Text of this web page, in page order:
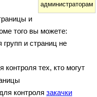
администраторам
и
того вы можете:
и страниц не
контроля тех, кто могут
для контроля закачки